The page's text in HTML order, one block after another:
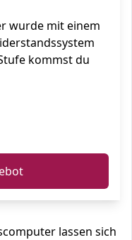
wurde mit einem
kommst du
lassen sich